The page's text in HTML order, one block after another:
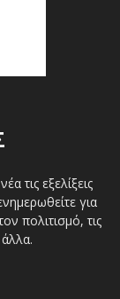
τις εξελίξεις
για
πολιτισμό, τις